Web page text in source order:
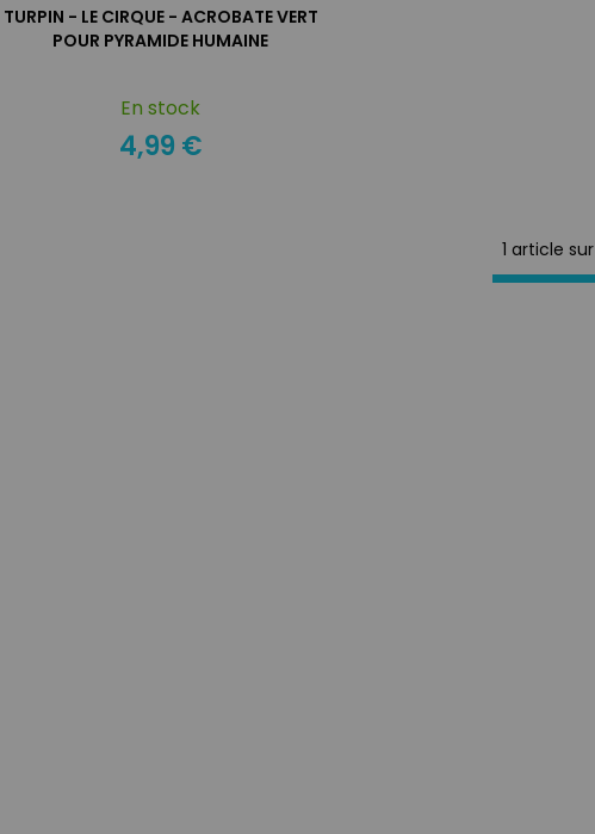
TURPIN - LE CIRQUE - ACROBATE VERT
POUR PYRAMIDE HUMAINE
En stock
4,99 €
1 article sur